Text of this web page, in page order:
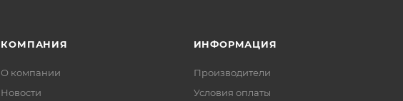
КОМПАНИЯ
О компании
Новости
ИНФОРМАЦИЯ
Производители
Условия оплаты